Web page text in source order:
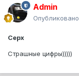
Admin
Опубликовано
Cepx
Страшные цифры)))))